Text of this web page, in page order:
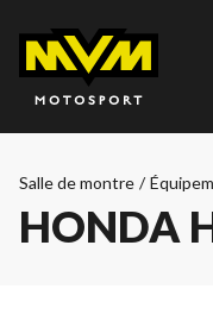
Salle de montre /
HONDA